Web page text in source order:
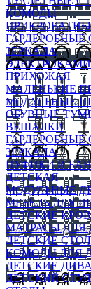
КОМОДЫ
ЗЕРКАЛА
ПРИХОЖАЯ
МАЛЕНЬКИЕ
МОДУЛЬНЫЕ
ОБУВНЫЕ
ВЕШАЛКИ
ЗЕРКАЛА
ПУФИКИ И
ДЕТСКАЯ
МОДУЛЬНЫЕ
МЕБЕЛЬ ДЛЯ
ДЕТСКИЕ
МАТРАСЫ ДЛЯ
ДЕТСКИЕ
КОМОДЫ ДЛЯ
ДЕТСКИЕ
ДЕТСКИЙ